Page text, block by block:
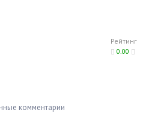
Рейтинг
0.00
комментарии